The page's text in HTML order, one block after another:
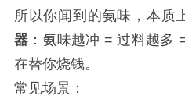
所以你闻到的氨味，本质
器 ：氨味越冲 = 过料越多
在替你烧钱。
常见场景：